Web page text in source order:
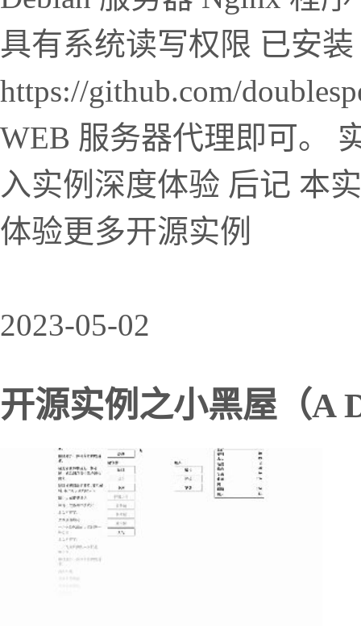
具有系统读写权限 已安
https://github.com/
WEB 服务器代理即可。
入实例深度体验 后记 本
体验更多开源实例
2023-05-02
开源实例之小黑屋（A